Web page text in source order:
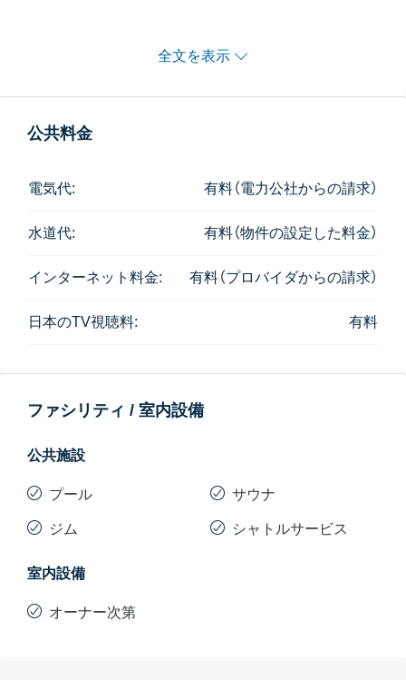
全文を表示
公共料金
電気代: 有料（電力公社からの請求）
水道代: 有料（物件の設定した料金）
インターネット料金: 有料（プロバイダからの請求）
日本のTV視聴料: 有料
ファシリティ / 室内設備
公共施設
プール
ジム
サウナ
シャトルサービス
室内設備
オーナー次第